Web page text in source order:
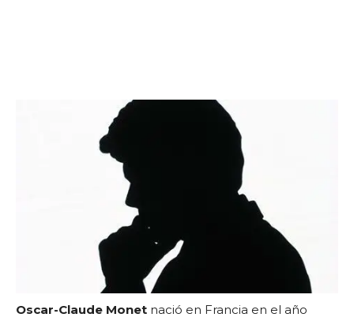
Oscar-Claude Monet nació en Francia en el año